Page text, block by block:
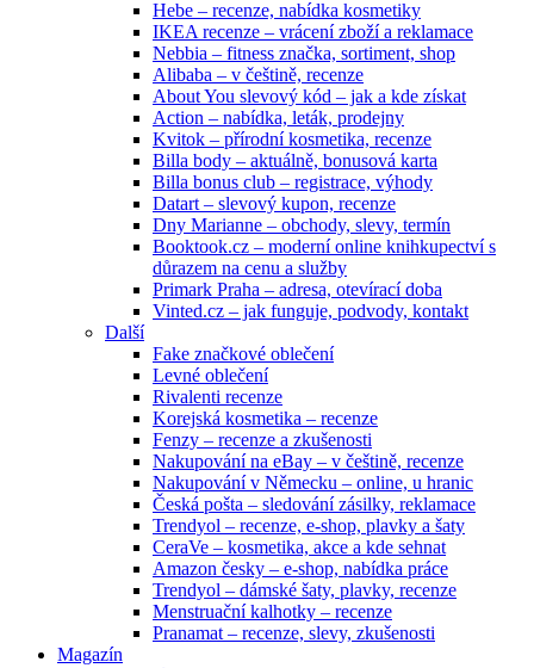
Hebe – recenze, nabídka kosmetiky
IKEA recenze – vrácení zboží a reklamace
Nebbia – fitness značka, sortiment, shop
Alibaba – v češtině, recenze
About You slevový kód – jak a kde získat
Action – nabídka, leták, prodejny
Kvitok – přírodní kosmetika, recenze
Billa body – aktuálně, bonusová karta
Billa bonus club – registrace, výhody
Datart – slevový kupon, recenze
Dny Marianne – obchody, slevy, termín
Booktook.cz – moderní online knihkupectví s
důrazem na cenu a služby
Primark Praha – adresa, otevírací doba
Vinted.cz – jak funguje, podvody, kontakt
Další
Fake značkové oblečení
Levné oblečení
Rivalenti recenze
Korejská kosmetika – recenze
Fenzy – recenze a zkušenosti
Nakupování na eBay – v češtině, recenze
Nakupování v Německu – online, u hranic
Česká pošta – sledování zásilky, reklamace
Trendyol – recenze, e-shop, plavky a šaty
CeraVe – kosmetika, akce a kde sehnat
Amazon česky – e-shop, nabídka práce
Trendyol – dámské šaty, plavky, recenze
Menstruační kalhotky – recenze
Pranamat – recenze, slevy, zkušenosti
Magazín